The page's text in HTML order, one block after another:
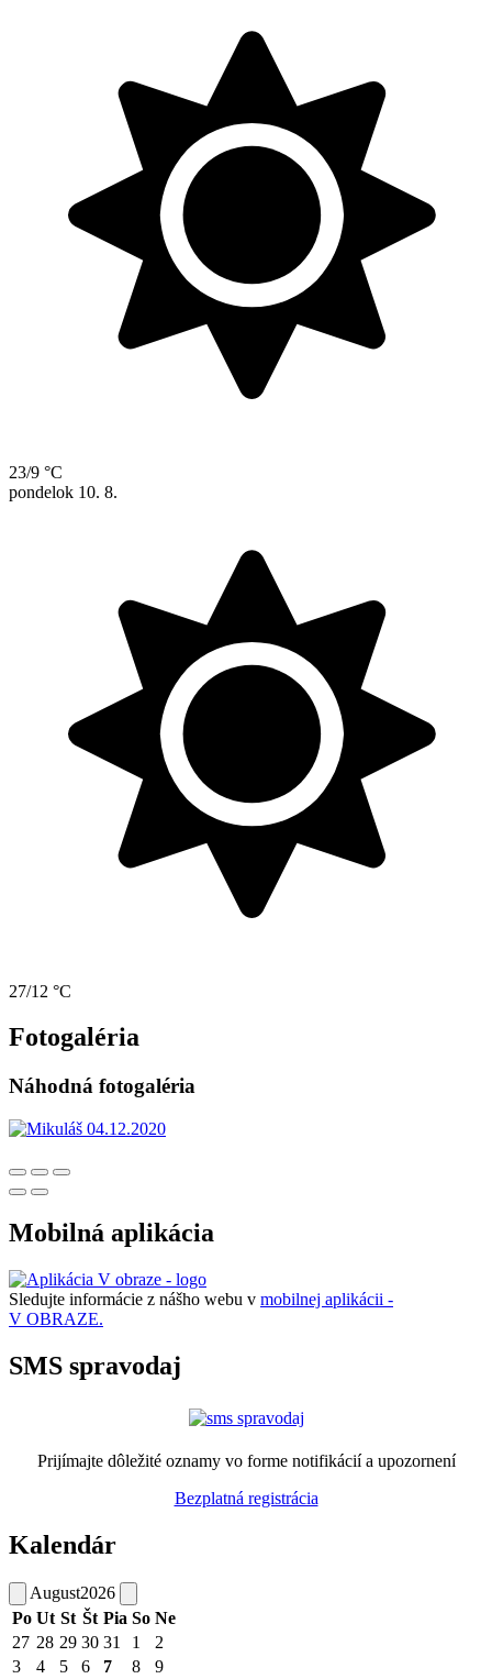
23/9 °C
pondelok 10. 8.
27/12 °C
Fotogaléria
Náhodná fotogaléria
Mobilná aplikácia
Sledujte informácie z nášho webu v mobilnej aplikácii -
V OBRAZE.
SMS spravodaj
Prijímajte dôležité oznamy vo forme notifikácií a upozornení
Bezplatná registrácia
Kalendár
August2026
Po Ut St Št Pia So Ne
27 28 29 30 31 1
2
3
4 5 6 7 8
9